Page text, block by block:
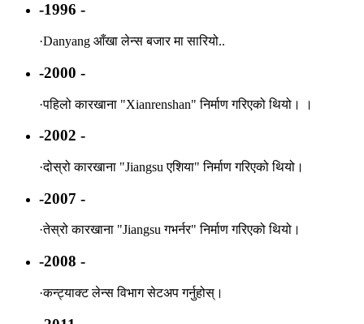
-1996 -
·Danyang आँखा लेन्स बजार मा सारियो..
-2000 -
·पहिलो कारखाना "Xianrenshan" निर्माण गरिएको थियो। ।
-2002 -
·दोस्रो कारखाना "Jiangsu एशिया" निर्माण गरिएको थियो।
-2007 -
·तेस्रो कारखाना "Jiangsu गभर्नर" निर्माण गरिएको थियो।
-2008 -
·कन्ट्याक्ट लेन्स विभाग सेटअप गर्नुहोस्।